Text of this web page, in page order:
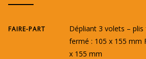
FAIRE-PART
Dépliant 3 volets –
fermé : 105 x 155 mm
x 155 mm